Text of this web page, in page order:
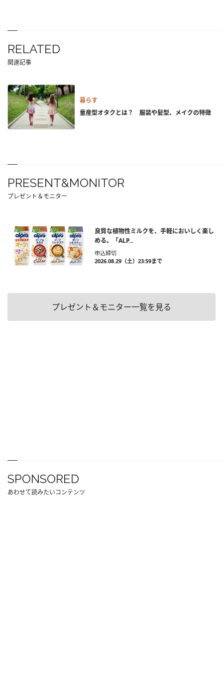
RELATED
関連記事
暮らす
量産型オタクとは？ 服装や髪型、メイクの特徴
PRESENT&MONITOR
プレゼント＆モニター
良質な植物性ミルクを、手軽においしく楽し
める。「ALP...
申込締切
2026.08.29（土）23:59まで
プレゼント＆モニター一覧を見る
SPONSORED
あわせて読みたいコンテンツ